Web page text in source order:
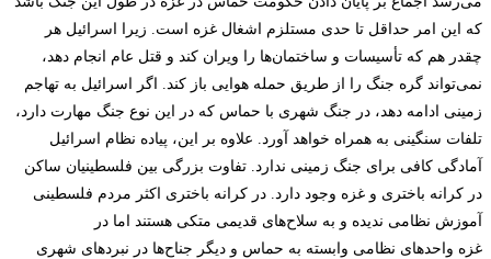
که این امر حداقل تا حدی مستلزم اشغال غزه است. زیرا اسرائیل هر
چقدر هم که تأسیسات و ساختمان‌ها را ویران کند و قتل عام انجام دهد،
نمی‌تواند گره جنگ را از طریق حمله هوایی باز کند. اگر اسرائیل به تهاجم
زمینی ادامه دهد، در جنگ شهری با حماس که در این نوع جنگ مهارت دارد،
تلفات سنگینی به همراه خواهد آورد. علاوه بر این، پیاده نظام اسرائیل
آمادگی کافی برای جنگ زمینی ندارد. تفاوت بزرگی بین فلسطینیان ساکن
در کرانه باختری و غزه وجود دارد. در کرانه باختری اکثر مردم فلسطینی
آموزش نظامی ندیده و به سلاح­‌های قدیمی متکی هستند اما در
غزه واحدهای نظامی وابسته به حماس و دیگر جناح‌ها در نبردهای شهری